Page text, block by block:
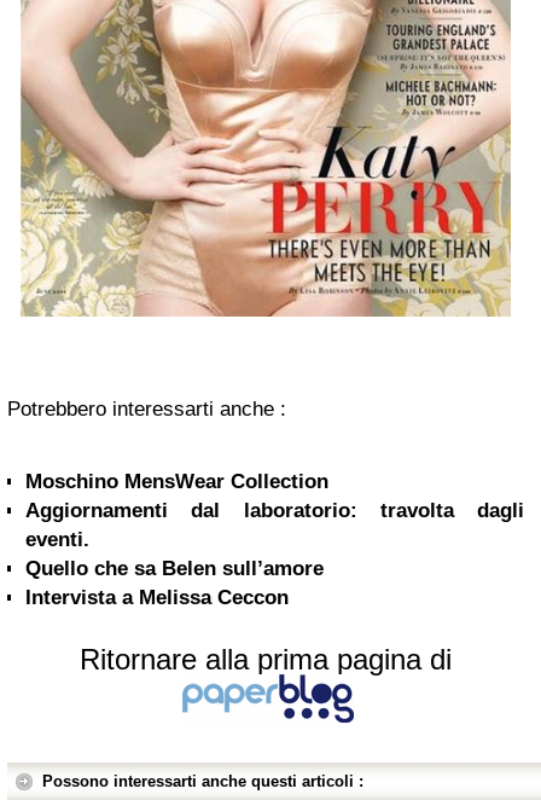
Potrebbero interessarti anche :
Moschino MensWear Collection
Aggiornamenti dal laboratorio: travolta dagli
eventi.
Quello che sa Belen sull’amore
Intervista a Melissa Ceccon
Ritornare alla prima pagina di
Possono interessarti anche questi articoli :